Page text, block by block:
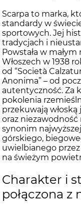
Scarpa to marka,
standardy w
sportowych. Jej
tradycjach i
Powstała w
Włoszech w 1938
od “Società
Anonima” – od
autentyczność. Za
pokolenia
przekuwają
oraz niezawodność
synonim
górskiego,
uwielbianego
na świeżym
Charakter i
połączona z